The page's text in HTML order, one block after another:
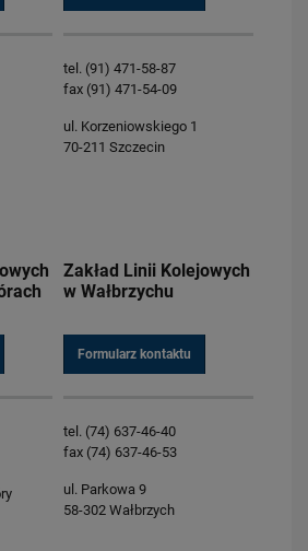
tel. (91) 471-58-87
fax (91) 471-54-09
ul. Korzeniowskiego 1
70-211 Szczecin
Zakład Linii Kolejowych
w Wałbrzychu
Formularz kontaktu
tel. (74) 637-46-40
fax (74) 637-46-53
ul. Parkowa 9
58-302 Wałbrzych